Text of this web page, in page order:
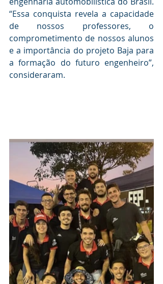
“Essa conquista revela a capacidade
de nossos professores, o
comprometimento de nossos alunos
e a importância do projeto Baja para
a formação do futuro engenheiro”,
consideraram.